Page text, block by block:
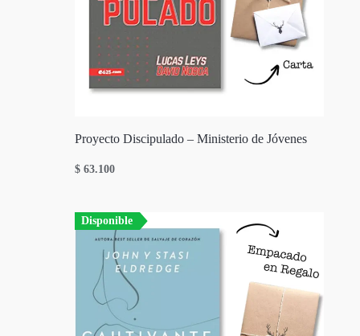
Proyecto Discipulado – Ministerio de Jóvenes
$ 63.100
Disponible